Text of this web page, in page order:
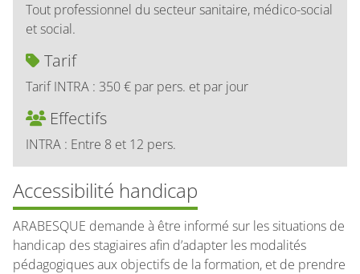
Tout professionnel du secteur sanitaire, médico-social
et social.
Tarif
Tarif INTRA : 350 € par pers. et par jour
Effectifs
INTRA : Entre 8 et 12 pers.
Accessibilité handicap
ARABESQUE demande à être informé sur les situations de
handicap des stagiaires afin d’adapter les modalités
pédagogiques aux objectifs de la formation, et de prendre